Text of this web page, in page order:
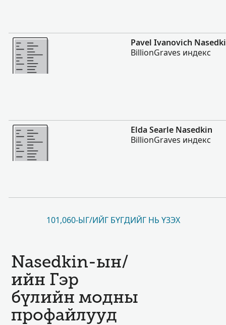
Нэмэх
Pavel Ivanovich
BillionGraves индекс
Нэмэх
Elda Searle Nasedkin
BillionGraves индекс
101,060-ЫГ/ИЙГ БҮГДИЙГ НЬ ҮЗЭХ
Nasedkin-ын/
ийн Гэр
бүлийн модны
профайлууд